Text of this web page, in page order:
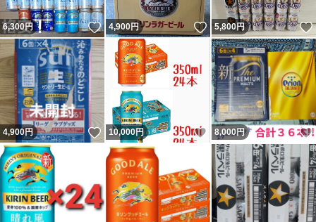
6,300円 いいね！
4,900円 いいね！
5,800円
4,900円 いいね！
10,000円 いいね！
8,000円